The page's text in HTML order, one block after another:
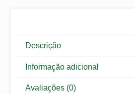
Descrição
Informação adicional
Avaliações (0)